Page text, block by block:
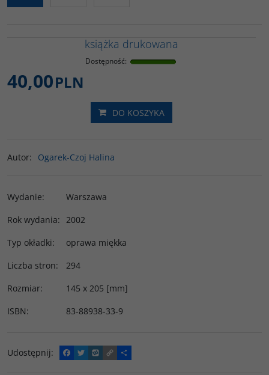
książka drukowana
Dostępność:
40,00PLN
DO KOSZYKA
Autor: Ogarek-Czoj Halina
Wydanie:
Warszawa
Rok wydania: 2002
Typ okładki:
oprawa miękka
Liczba stron:
294
Rozmiar:
145 x 205 [mm]
ISBN: 83-88938-33-9
Udostępnij:
F
a
T
w
W
y
C
o
P
o